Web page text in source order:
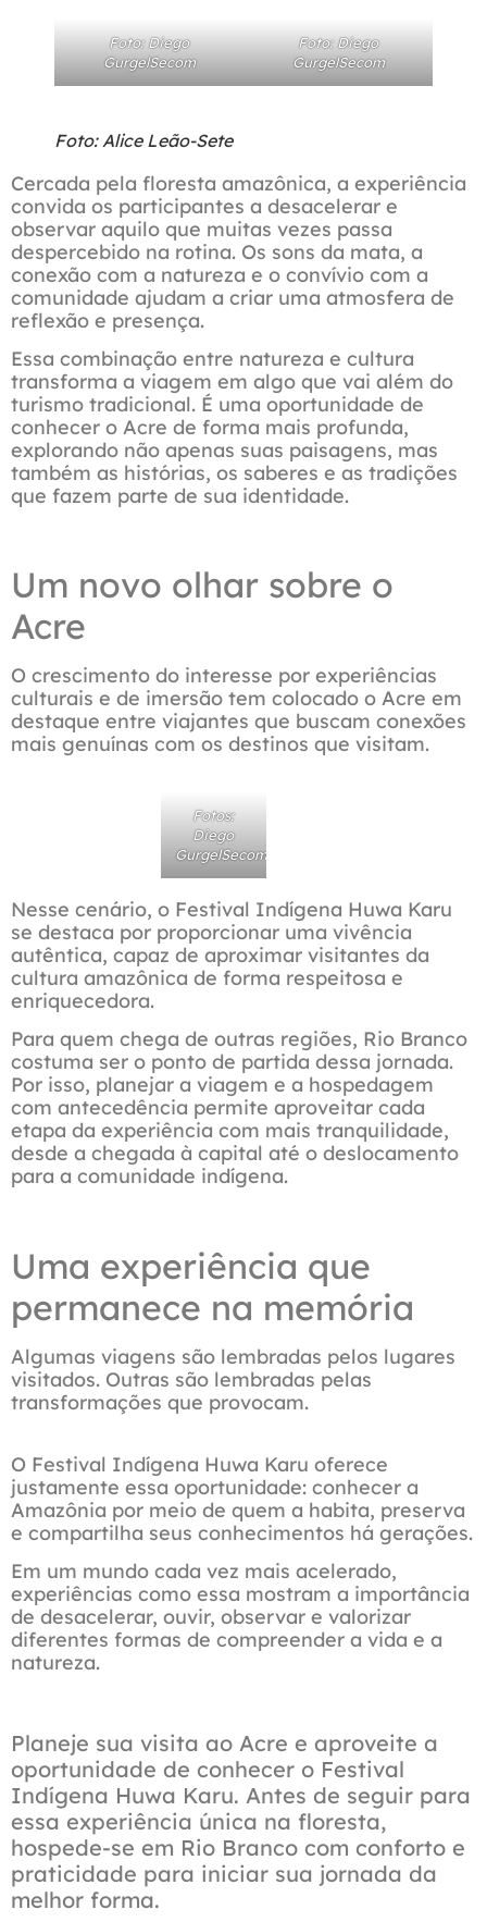
Foto: Diego
GurgelSecom
Foto: Diego
GurgelSecom
Foto: Alice Leão-Sete
Cercada pela floresta amazônica, a experiência
convida os participantes a desacelerar e
observar aquilo que muitas vezes passa
despercebido na rotina. Os sons da mata, a
conexão com a natureza e o convívio com a
comunidade ajudam a criar uma atmosfera de
reflexão e presença.
Essa combinação entre natureza e cultura
transforma a viagem em algo que vai além do
turismo tradicional. É uma oportunidade de
conhecer o Acre de forma mais profunda,
explorando não apenas suas paisagens, mas
também as histórias, os saberes e as tradições
que fazem parte de sua identidade.
Um novo olhar sobre o
Acre
O crescimento do interesse por experiências
culturais e de imersão tem colocado o Acre em
destaque entre viajantes que buscam conexões
mais genuínas com os destinos que visitam.
Fotos:
Diego
GurgelSecom
Nesse cenário, o Festival Indígena Huwa Karu
se destaca por proporcionar uma vivência
autêntica, capaz de aproximar visitantes da
cultura amazônica de forma respeitosa e
enriquecedora.
Para quem chega de outras regiões, Rio Branco
costuma ser o ponto de partida dessa jornada.
Por isso, planejar a viagem e a hospedagem
com antecedência permite aproveitar cada
etapa da experiência com mais tranquilidade,
desde a chegada à capital até o deslocamento
para a comunidade indígena.
Uma experiência que
permanece na memória
Algumas viagens são lembradas pelos lugares
visitados. Outras são lembradas pelas
transformações que provocam.
O Festival Indígena Huwa Karu oferece
justamente essa oportunidade: conhecer a
Amazônia por meio de quem a habita, preserva
e compartilha seus conhecimentos há gerações.
Em um mundo cada vez mais acelerado,
experiências como essa mostram a importância
de desacelerar, ouvir, observar e valorizar
diferentes formas de compreender a vida e a
natureza.
Planeje sua visita ao Acre e aproveite a
oportunidade de conhecer o Festival
Indígena Huwa Karu. Antes de seguir para
essa experiência única na floresta,
hospede-se em Rio Branco com conforto e
praticidade para iniciar sua jornada da
melhor forma.